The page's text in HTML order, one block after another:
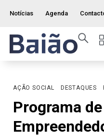
Notícias Agenda
AÇÃO SOCIAL DESTAQUES
Programa de